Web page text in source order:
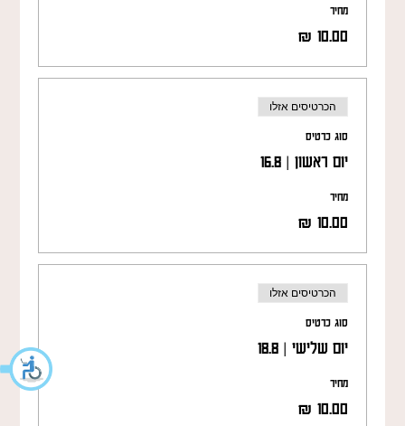
מחיר
הכרטיסים אזלו
סוג כרטיס
יום ראשון | 16.8
מחיר
הכרטיסים אזלו
סוג כרטיס
יום שלישי | 18.8
מחיר